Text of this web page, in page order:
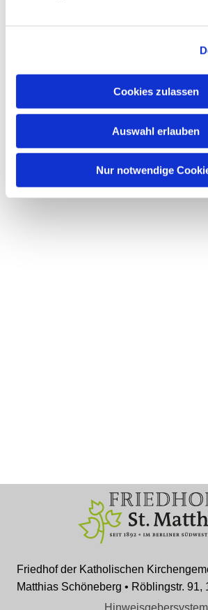
Cookies zulassen
Auswahl erlauben
Nur notwendige
Dies könnte Sie
interessieren
Friedhof der Katholischen
Matthias Schöneberg • Röblingstr. 91,
Hinweisgebersystem